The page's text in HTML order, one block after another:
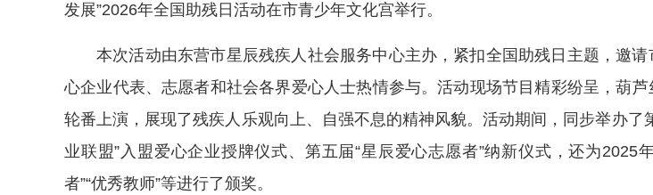
发展”2026年全国助残日活动在市青少年文化宫举行。
本次活动由东营市星辰残疾人社会服务中心主办，紧扣全国助残日主题，邀
心企业代表、志愿者和社会各界爱心人士热情参与。活动现场节目精彩纷呈，葫
轮番上演，展现了残疾人乐观向上、自强不息的精神风貌。活动期间，同步举办了
业联盟”入盟爱心企业授牌仪式、第五届“星辰爱心志愿者”纳新仪式，还为2025
者”“优秀教师”等进行了颁奖。